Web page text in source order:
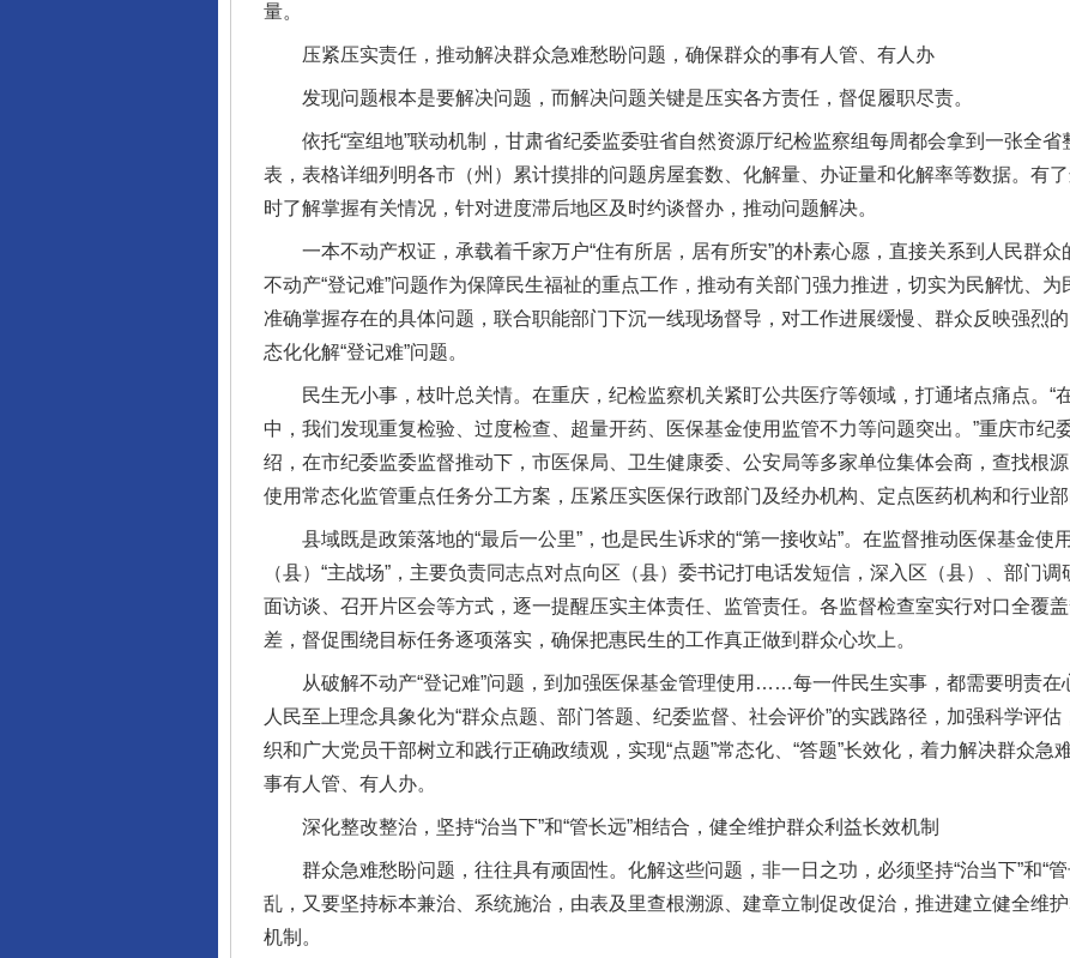
量。
压紧压实责任，推动解决群众急难愁盼问题，确保群众的事有人管、有人办
发现问题根本是要解决问题，而解决问题关键是压实各方责任，督促履职尽责。
依托“室组地”联动机制，甘肃省纪委监委驻省自然资源厅纪检监察组每周都会拿到一张全省
表，表格详细列明各市（州）累计摸排的问题房屋套数、化解量、办证量和化解率等数据。有
时了解掌握有关情况，针对进度滞后地区及时约谈督办，推动问题解决。
一本不动产权证，承载着千家万户“住有所居，居有所安”的朴素心愿，直接关系到人民群众
不动产“登记难”问题作为保障民生福祉的重点工作，推动有关部门强力推进，切实为民解忧、为
准确掌握存在的具体问题，联合职能部门下沉一线现场督导，对工作进展缓慢、群众反映强烈
态化化解“登记难”问题。
民生无小事，枝叶总关情。在重庆，纪检监察机关紧盯公共医疗等领域，打通堵点痛点。“
中，我们发现重复检验、过度检查、超量开药、医保基金使用监管不力等问题突出。”重庆市纪
绍，在市纪委监委监督推动下，市医保局、卫生健康委、公安局等多家单位集体会商，查找根
使用常态化监管重点任务分工方案，压紧压实医保行政部门及经办机构、定点医药机构和行业部
县域既是政策落地的“最后一公里”，也是民生诉求的“第一接收站”。在监督推动医保基金使
（县）“主战场”，主要负责同志点对点向区（县）委书记打电话发短信，深入区（县）、部门
面访谈、召开片区会等方式，逐一提醒压实主体责任、监管责任。各监督检查室实行对口全覆
差，督促围绕目标任务逐项落实，确保把惠民生的工作真正做到群众心坎上。
从破解不动产“登记难”问题，到加强医保基金管理使用……每一件民生实事，都需要明责在
人民至上理念具象化为“群众点题、部门答题、纪委监督、社会评价”的实践路径，加强科学评
织和广大党员干部树立和践行正确政绩观，实现“点题”常态化、“答题”长效化，着力解决群众急
事有人管、有人办。
深化整改整治，坚持“治当下”和“管长远”相结合，健全维护群众利益长效机制
群众急难愁盼问题，往往具有顽固性。化解这些问题，非一日之功，必须坚持“治当下”和“管
乱，又要坚持标本兼治、系统施治，由表及里查根溯源、建章立制促改促治，推进建立健全维
机制。